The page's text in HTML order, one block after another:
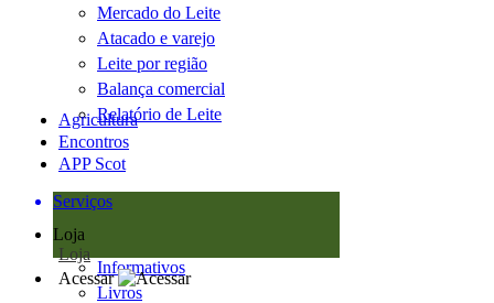
Mercado do Leite
Atacado e varejo
Leite por região
Balança comercial
Relatório de Leite
Agricultura
Encontros
APP Scot
Serviços
Loja
Loja
Informativos
Livros
Acessar